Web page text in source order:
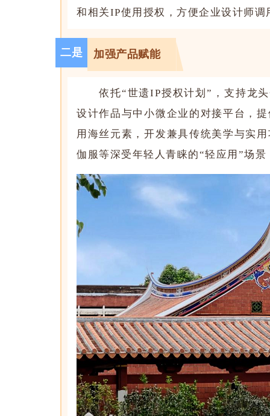
和相关IP使用授权，方便企业设计师
二是 加强产品赋能
依托“世遗IP授权计划”，支持龙
设计作品与中小微企业的对接平台，
用海丝元素，开发兼具传统美学与实
伽服等深受年轻人青睐的“轻应用”场